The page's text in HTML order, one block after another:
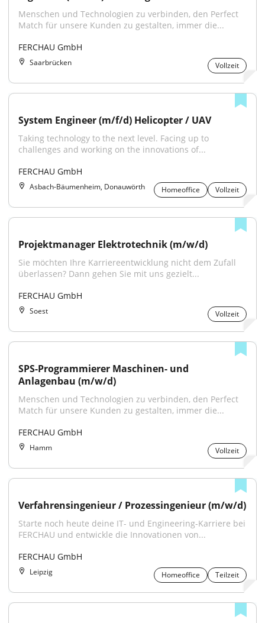
Menschen und Technologien zu verbinden, den Perfect
Match für unsere Kunden zu gestalten, immer die...
FERCHAU GmbH
Saarbrücken Vollzeit
System Engineer (m/f/d) Helicopter / UAV
Taking technology to the next level. Facing up to
challenges and working on the innovations of...
FERCHAU GmbH
Asbach-Bäumenheim, Donauwörth Homeoffice Vollzeit
Projektmanager Elektrotechnik (m/w/d)
Sie möchten Ihre Karriereentwicklung nicht dem Zufall
überlassen? Dann gehen Sie mit uns gezielt...
FERCHAU GmbH
Soest Vollzeit
SPS-Programmierer Maschinen- und
Anlagenbau (m/w/d)
Menschen und Technologien zu verbinden, den Perfect
Match für unsere Kunden zu gestalten, immer die...
FERCHAU GmbH
Hamm Vollzeit
Verfahrensingenieur / Prozessingenieur (m/w/d)
Starte noch heute deine IT- und Engineering-Karriere bei
FERCHAU und entwickle die Innovationen von...
FERCHAU GmbH
Leipzig Homeoffice Teilzeit